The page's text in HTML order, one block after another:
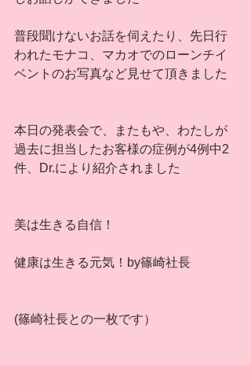
普段聞けないお話を伺えたり、先日行
われたモナコ、マカオでのローンチイ
ベントのお写真など見せて頂きました
本日の発表会で、またもや、わたしが
過去に担当したお客様の症例が4例中2
件、Dr.により紹介されました
美は生きる自信！
健康は生きる元気！by篠崎社長
(篠崎社長との一枚です）